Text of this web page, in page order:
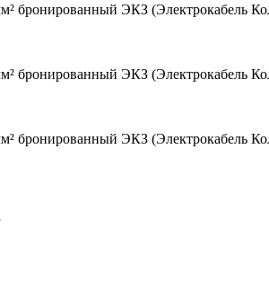
бронированный ЭКЗ (Электрокабель
бронированный ЭКЗ (Электрокабель
бронированный ЭКЗ (Электрокабель